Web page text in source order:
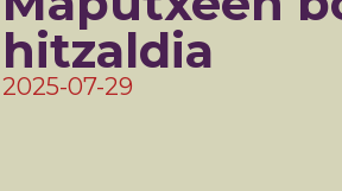
hitzaldia
2025-07-29